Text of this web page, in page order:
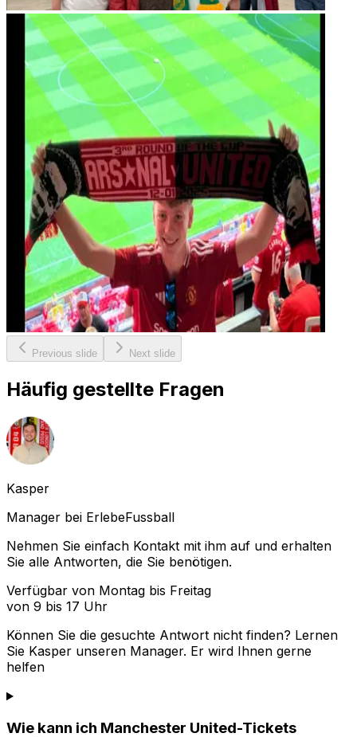
Previous slide Next slide
Häufig gestellte Fragen
Kasper
Manager bei ErlebeFussball
Nehmen Sie einfach Kontakt mit ihm auf und erhalten
Sie alle Antworten, die Sie benötigen.
Verfügbar von Montag bis Freitag
von 9 bis 17 Uhr
Können Sie die gesuchte Antwort nicht finden? Lernen
Sie Kasper unseren Manager. Er wird Ihnen gerne
helfen
Wie kann ich Manchester United-Tickets